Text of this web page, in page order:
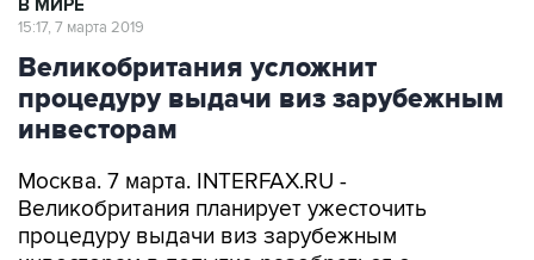
В МИРЕ
15:17, 7 марта 2019
Великобритания усложнит
процедуру выдачи виз зарубежным
инвесторам
Москва. 7 марта. INTERFAX.RU -
Великобритания планирует ужесточить
процедуру выдачи виз зарубежным